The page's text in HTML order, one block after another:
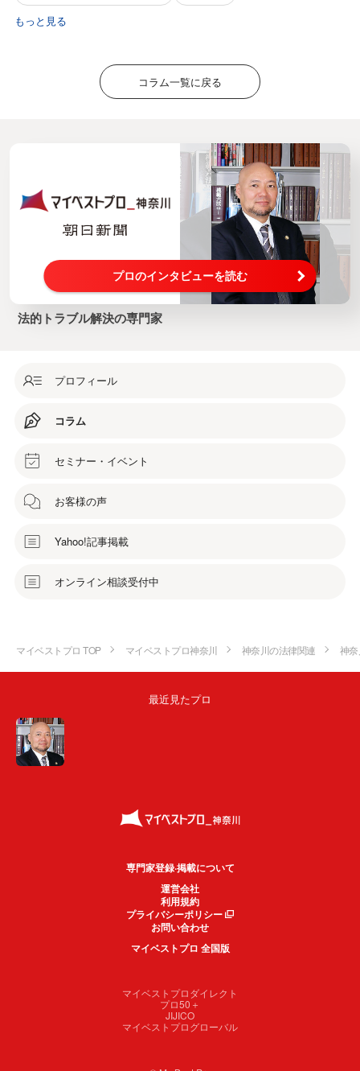
もっと見る
コラム一覧に戻る
プロのインタビューを読む
法的トラブル解決の専門家
プロフィール
コラム
セミナー・イベント
お客様の声
Yahoo!記事掲載
オンライン相談受付中
マイベストプロ TOP マイベストプロ神奈川 神奈川の法律関連 神
最近見たプロ
専門家登録·掲載について
運営会社
利用規約
プライバシーポリシー
お問い合わせ
マイベストプロ 全国版
マイベストプロダイレクト
プロ50＋
JIJICO
マイベストプログローバル